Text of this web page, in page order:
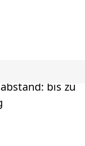
bis zu